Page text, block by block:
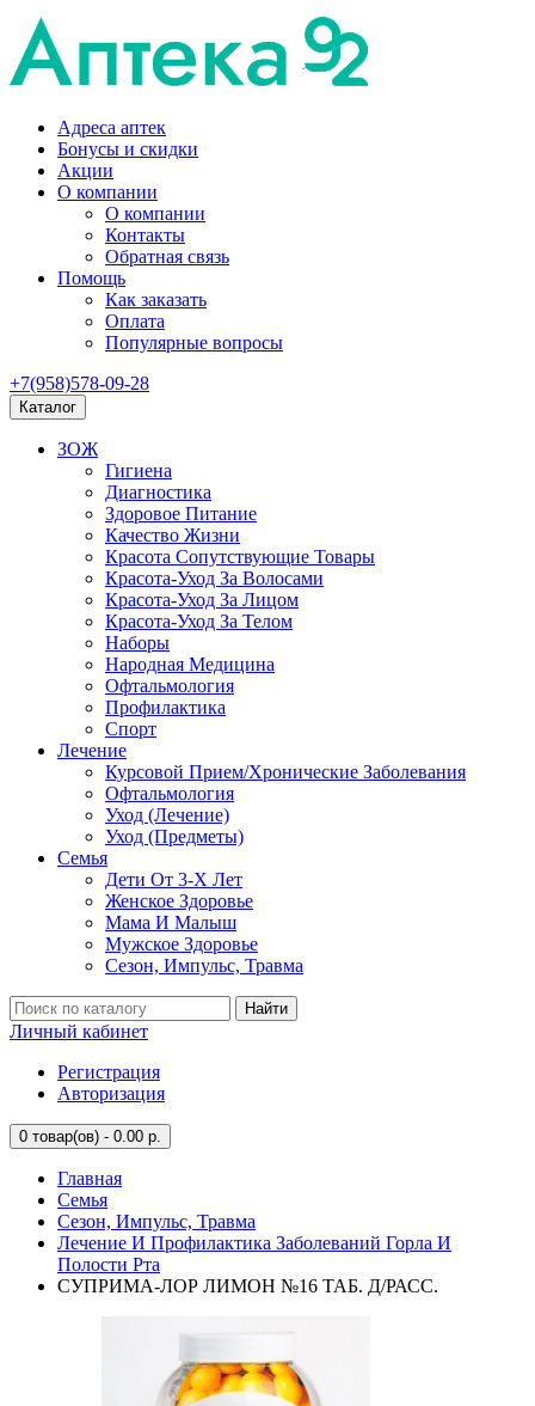
Адреса аптек
Бонусы и скидки
Акции
О компании
О компании
Контакты
Обратная связь
Помощь
Как заказать
Оплата
Популярные вопросы
+7(958)578-09-28
Каталог
ЗОЖ
Гигиена
Диагностика
Здоровое Питание
Качество Жизни
Красота Сопутствующие Товары
Красота-Уход За Волосами
Красота-Уход За Лицом
Красота-Уход За Телом
Наборы
Народная Медицина
Офтальмология
Профилактика
Спорт
Лечение
Курсовой Прием/Хронические Заболевания
Офтальмология
Уход (Лечение)
Уход (Предметы)
Семья
Дети От 3-Х Лет
Женское Здоровье
Мама И Малыш
Мужское Здоровье
Сезон, Импульс, Травма
Найти
Личный кабинет
Регистрация
Авторизация
0 товар(ов) - 0.00 р.
Главная
Семья
Сезон, Импульс, Травма
Лечение И Профилактика Заболеваний Горла И
Полости Рта
СУПРИМА-ЛОР ЛИМОН №16 ТАБ. Д/РАСС.